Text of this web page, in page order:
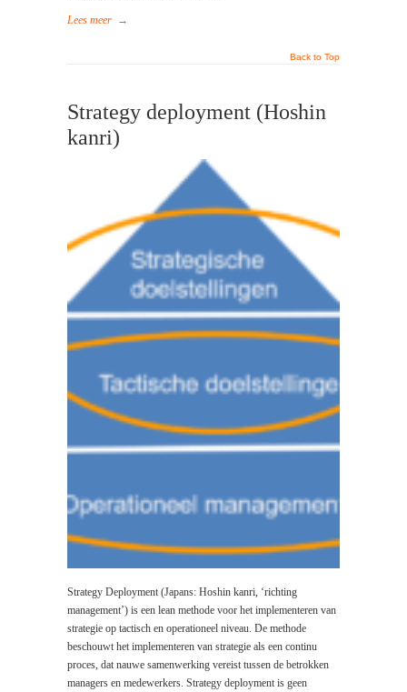
Lees meer →
Back to Top
Strategy deployment (Hoshin
kanri)
Strategy Deployment (Japans: Hoshin kanri, ‘richting
management’) is een lean methode voor het implementeren van
strategie op tactisch en operationeel niveau. De methode
beschouwt het implementeren van strategie als een continu
proces, dat nauwe samenwerking vereist tussen de betrokken
managers en medewerkers. Strategy deployment is geen